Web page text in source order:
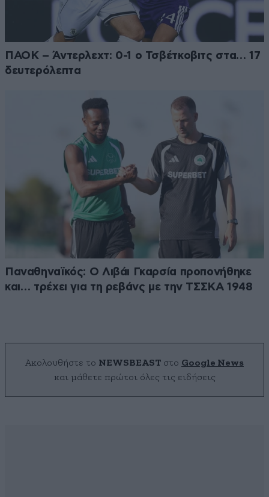
ΠΑΟΚ – Άντερλεχτ: 0-1 ο Τσβέτκοβιτς στα… 17
δευτερόλεπτα
Παναθηναϊκός: Ο Λιβάι Γκαρσία προπονήθηκε
και… τρέχει για τη ρεβάνς με την ΤΣΣΚΑ 1948
Ακολουθήστε το NEWSBEAST στο Google News
και μάθετε πρώτοι όλες τις ειδήσεις